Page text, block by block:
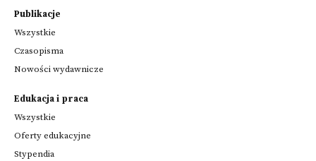
Publikacje
Wszystkie
Czasopisma
Nowości wydawnicze
Edukacja i praca
Wszystkie
Oferty edukacyjne
Stypendia